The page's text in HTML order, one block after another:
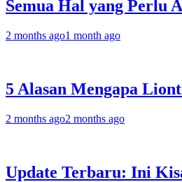
Semua Hal yang Perlu
2 months ago1 month ago
5 Alasan Mengapa
2 months ago2 months ago
Update Terbaru: Ini